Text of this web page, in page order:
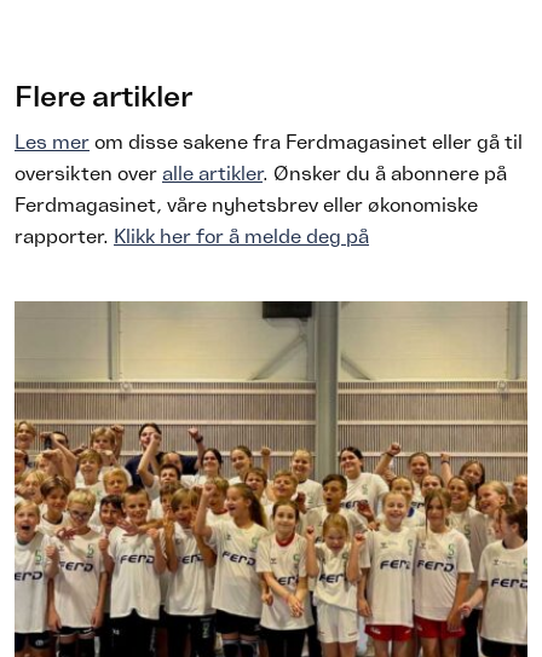
Flere artikler
Les mer om disse sakene fra Ferdmagasinet eller gå til
oversikten over alle artikler. Ønsker du å abonnere på
Ferdmagasinet, våre nyhetsbrev eller økonomiske
rapporter. Klikk her for å melde deg på